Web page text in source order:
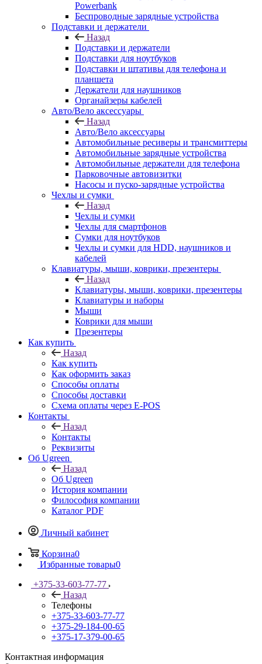
Powerbank
Беспроводные зарядные устройства
Подставки и держатели
Назад
Подставки и держатели
Подставки для ноутбуков
Подставки и штативы для телефона и
планшета
Держатели для наушников
Органайзеры кабелей
Авто/Вело аксессуары
Назад
Авто/Вело аксессуары
Автомобильные ресиверы и трансмиттеры
Автомобильные зарядные устройства
Автомобильные держатели для телефона
Парковочные автовизитки
Насосы и пуско-зарядные устройства
Чехлы и сумки
Назад
Чехлы и сумки
Чехлы для смартфонов
Сумки для ноутбуков
Чехлы и сумки для HDD, наушников и
кабелей
Клавиатуры, мыши, коврики, презентеры
Назад
Клавиатуры, мыши, коврики, презентеры
Клавиатуры и наборы
Мыши
Коврики для мыши
Презентеры
Как купить
Назад
Как купить
Как оформить заказ
Способы оплаты
Способы доставки
Схема оплаты через E-POS
Контакты
Назад
Контакты
Реквизиты
Об Ugreen
Назад
Об Ugreen
История компании
Философия компании
Каталог PDF
Личный кабинет
Корзина0
Избранные товары0
+375-33-603-77-77
Назад
Телефоны
+375-33-603-77-77
+375-29-184-00-65
+375-17-379-00-65
Контактная информация